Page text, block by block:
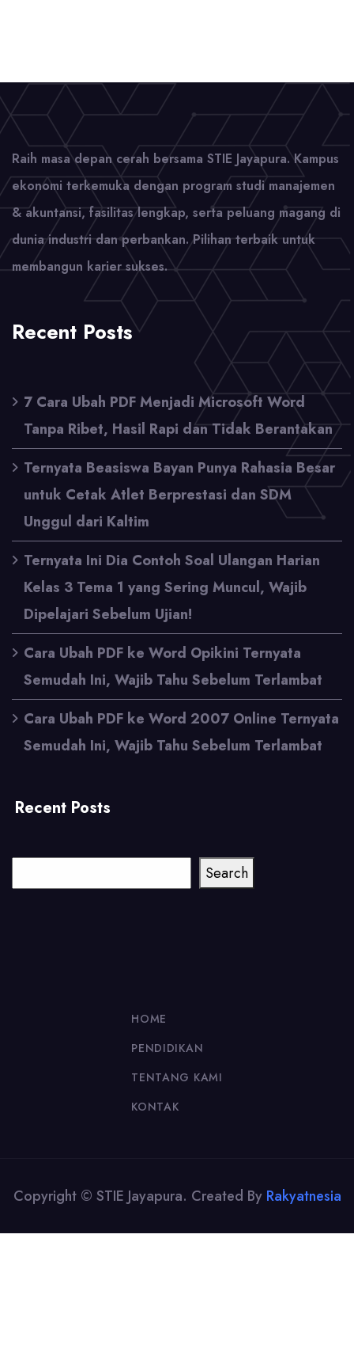
Raih masa depan cerah bersama STIE Jayapura. Kampus
ekonomi terkemuka dengan program studi manajemen
& akuntansi, fasilitas lengkap, serta peluang magang di
dunia industri dan perbankan. Pilihan terbaik untuk
membangun karier sukses.
Recent Posts
7 Cara Ubah PDF Menjadi Microsoft Word
Tanpa Ribet, Hasil Rapi dan Tidak Berantakan
Ternyata Beasiswa Bayan Punya Rahasia Besar
untuk Cetak Atlet Berprestasi dan SDM
Unggul dari Kaltim
Ternyata Ini Dia Contoh Soal Ulangan Harian
Kelas 3 Tema 1 yang Sering Muncul, Wajib
Dipelajari Sebelum Ujian!
Cara Ubah PDF ke Word Opikini Ternyata
Semudah Ini, Wajib Tahu Sebelum Terlambat
Cara Ubah PDF ke Word 2007 Online Ternyata
Semudah Ini, Wajib Tahu Sebelum Terlambat
Recent Posts
Search
HOME
PENDIDIKAN
TENTANG KAMI
KONTAK
Copyright © STIE Jayapura. Created By Rakyatnesia